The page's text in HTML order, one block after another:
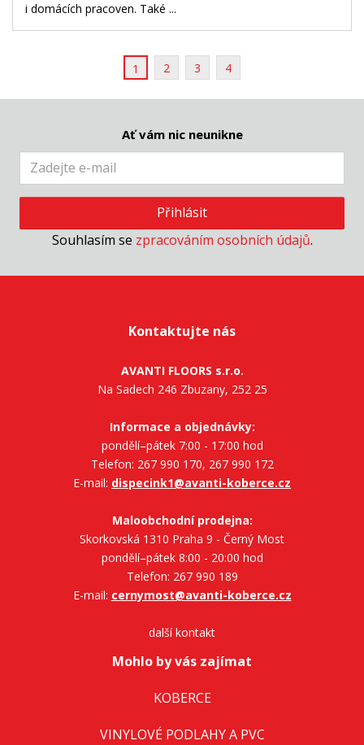
i domácích pracoven. Také ...
1 2 3 4
Ať vám nic neunikne
Přihlásit
Souhlasím se zpracováním osobních údajů.
Kontaktujte nás
AVANTI FLOORS s.r.o.
Na Sadech 246 Zbuzany, 252 25
Informace a objednávky:
pondělí–pátek 7:00 - 17:00 hod
Telefon: 267 990 170, 267 990 172
E-mail: dispecink1@avanti-koberce.cz
Maloobchodní prodejna:
Skorkovská 1310 Praha 9 - Černý Most
pondělí–pátek 8:00 - 20:00 hod
Telefon: 267 990 189
E-mail: cernymost@avanti-koberce.cz
další kontakt
Mohlo by vás zajímat
KOBERCE
VINYLOVÉ PODLAHY A PVC